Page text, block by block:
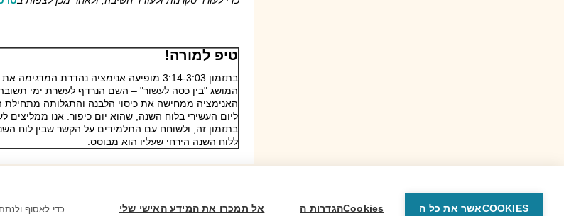
טיפ למורה!
בתזמון 3:14-3:03 מופיעה אנימציה נהדרת
המושג "בין כסה לעשור" – השם הנרדף לעשרת ימי
האנימציה ממחישה את כיסוי הלבנה והתגלותה מתחילת
ליום העשירי בלוח השנה, שהוא יום כיפור. אנו ממליצים
בתזמון זה, ולשוחח עם התלמידים על הקשר שבין לוח
ללוח השנה הירחי שעליו הוא מבוסס.
אל תמכרו את המידע האישי שלי הגדרות הCookies אשר את כל הCOOKIES